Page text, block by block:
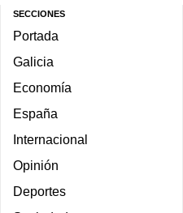
SECCIONES
Portada
Galicia
Economía
España
Internacional
Opinión
Deportes